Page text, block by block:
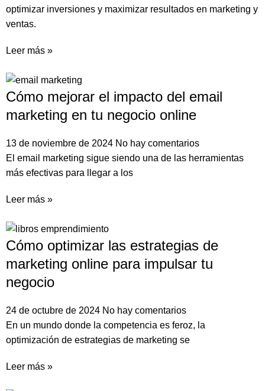
optimizar inversiones y maximizar resultados en marketing y
ventas.
Leer más »
Cómo mejorar el impacto del email
marketing en tu negocio online
13 de noviembre de 2024 No hay comentarios
El email marketing sigue siendo una de las herramientas
más efectivas para llegar a los
Leer más »
Cómo optimizar las estrategias de
marketing online para impulsar tu
negocio
24 de octubre de 2024 No hay comentarios
En un mundo donde la competencia es feroz, la
optimización de estrategias de marketing se
Leer más »